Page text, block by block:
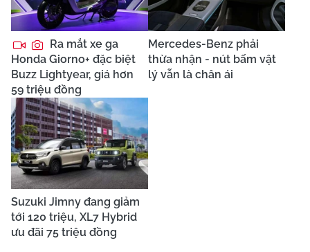
Ra mắt xe ga
Honda Giorno+ đặc biệt
Buzz Lightyear, giá hơn
59 triệu đồng
Mercedes-Benz phải
thừa nhận - nút bấm vật
lý vẫn là chân ái
Suzuki Jimny đang giảm
tới 120 triệu, XL7 Hybrid
ưu đãi 75 triệu đồng